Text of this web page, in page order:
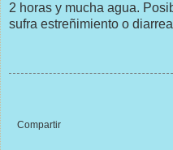
2 horas y mucha agua.
sufra estreñimiento o
Compartir